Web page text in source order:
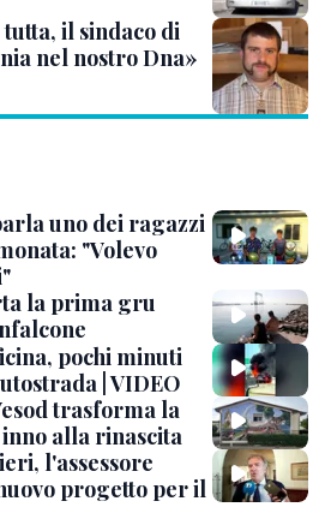
il sindaco di
nel nostro Dna»
uno dei ragazzi
"Volevo
la prima gru
pochi minuti
| VIDEO
trasforma la
alla rinascita
l'assessore
progetto per il